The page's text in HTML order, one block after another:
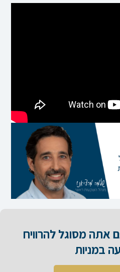
מסוגל להרוויח
במניות​